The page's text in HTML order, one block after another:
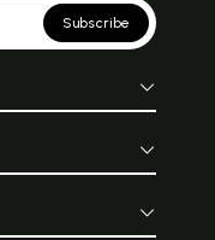
Subscribe